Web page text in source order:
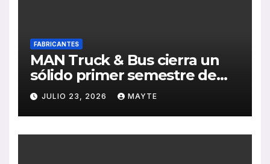
FABRICANTES
MAN Truck & Bus cierra un
sólido primer semestre de
2026 con crecimiento en
ventas, pedidos y
rentabilidad
JULIO 23, 2026 MAYTE